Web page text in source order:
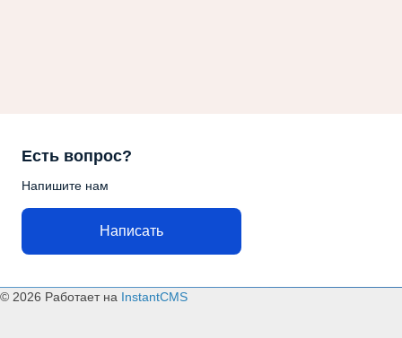
Есть вопрос?
Напишите нам
Написать
© 2026 Работает на InstantCMS